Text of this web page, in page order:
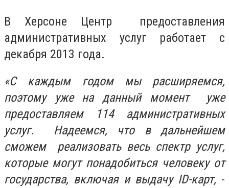
В Херсоне Центр предоставления
административных услуг работает с
декабря 2013 года.
«С каждым годом мы расширяемся,
поэтому уже на данный момент уже
предоставляем 114 административных
услуг. Надеемся, что в дальнейшем
сможем реализовать весь спектр услуг,
которые могут понадобиться человеку от
государства, включая и выдачу ID-карт, -